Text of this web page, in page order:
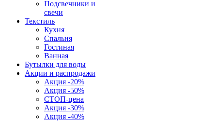
Подсвечники и
свечи
Текстиль
Кухня
Спальня
Гостиная
Ванная
Бутылки для воды
Акции и распродажи
Акция -20%
Акция -50%
СТОП-цена
Акция -30%
Акция -40%